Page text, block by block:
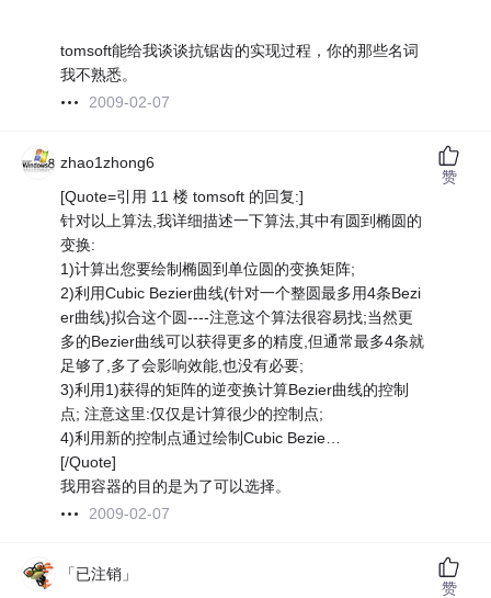
tomsoft能给我谈谈抗锯齿的实现过程，你的那些名词
我不熟悉。
2009-02-07
zhao1zhong6
[Quote=引用 11 楼 tomsoft 的回复:]
针对以上算法,我详细描述一下算法,其中有圆到椭圆的
变换:
1)计算出您要绘制椭圆到单位圆的变换矩阵;
2)利用Cubic Bezier曲线(针对一个整圆最多用4条Bezi
er曲线)拟合这个圆----注意这个算法很容易找;当然更
多的Bezier曲线可以获得更多的精度,但通常最多4条就
足够了,多了会影响效能,也没有必要;
3)利用1)获得的矩阵的逆变换计算Bezier曲线的控制
点; 注意这里:仅仅是计算很少的控制点;
4)利用新的控制点通过绘制Cubic Bezie…
[/Quote]
我用容器的目的是为了可以选择。
2009-02-07
赞
「已注销」
赞